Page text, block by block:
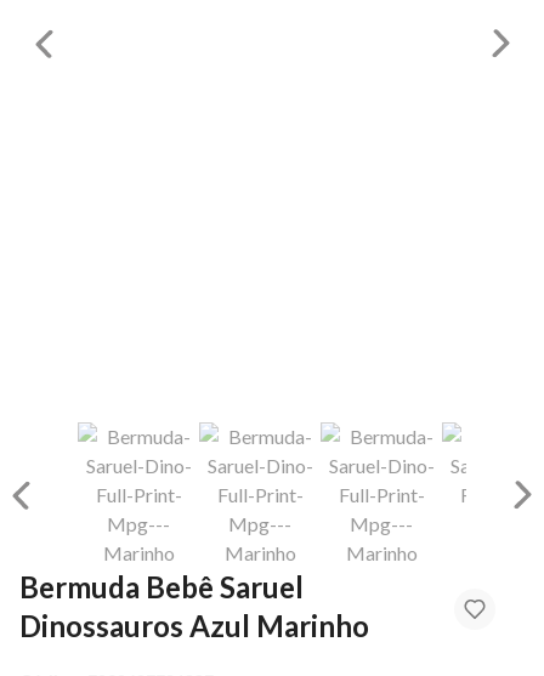
Bermuda Bebê Saruel
Dinossauros Azul Marinho